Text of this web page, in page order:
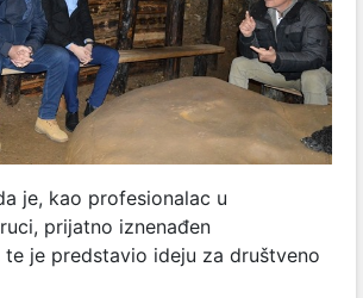
je, kao profesionalac u
prijatno iznenađen
te je predstavio ideju za društveno